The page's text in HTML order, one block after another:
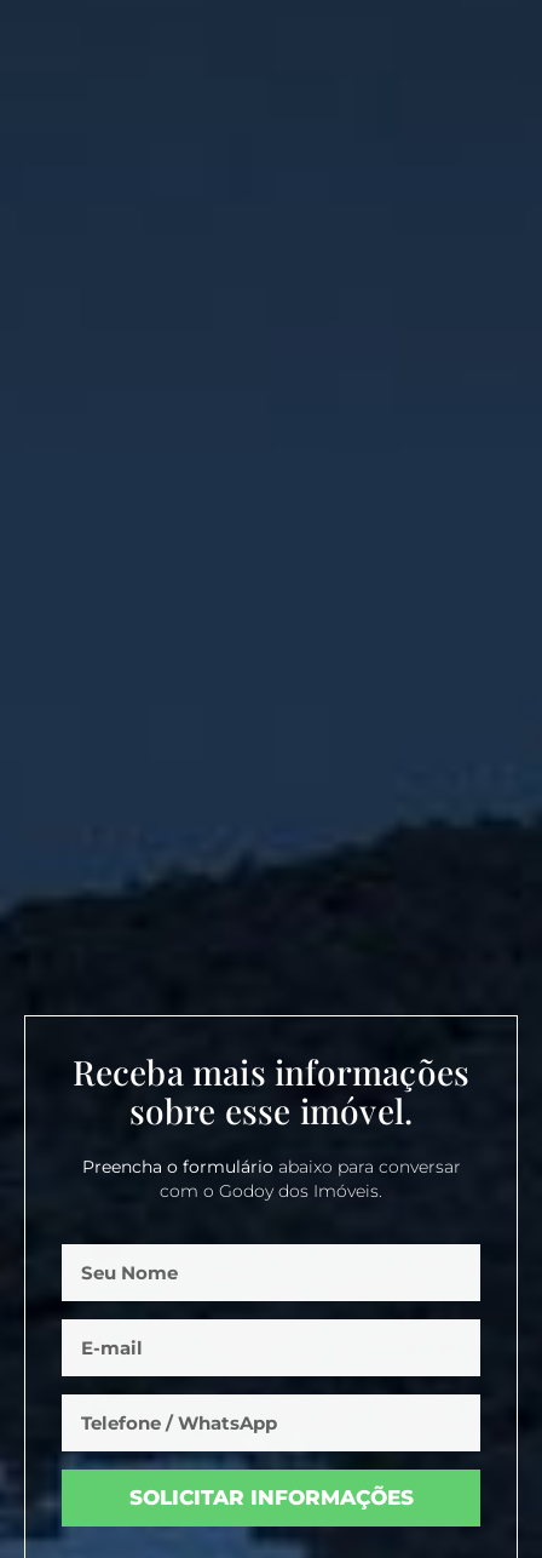
Receba mais informações
sobre esse imóvel.
Preencha o formulárioabaixo para conversar
com o Godoy dos Imóveis.
SOLICITAR INFORMAÇÕES